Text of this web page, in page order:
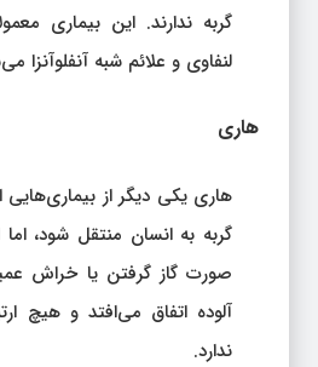
گربه ندارند. این بیماری
لنفاوی و علائم شبه آنفلوآنزا
هاری
هاری یکی دیگر از
گربه به انسان منتقل شود، اما
صورت گاز گرفتن یا خراش
آلوده اتفاق می‌افتد و هیچ
ندارد.